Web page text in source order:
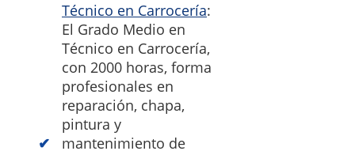
Técnico en Carrocería:
El Grado Medio en
Técnico en Carrocería,
con 2000 horas, forma
profesionales en
reparación, chapa,
pintura y
mantenimiento de